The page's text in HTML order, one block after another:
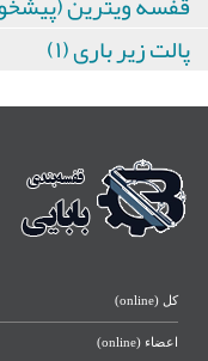
پالت زیر باری (۱)
کل (online)
اعضاء (online)